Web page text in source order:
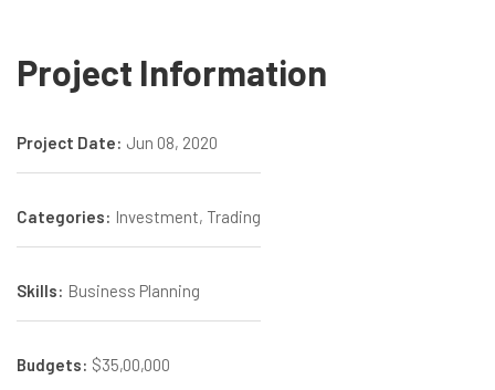
Project Information
Project Date: Jun 08, 2020
Categories: Investment, Trading
Skills: Business Planning
Budgets: $35,00,000